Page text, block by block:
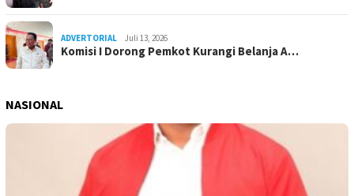
ADVERTORIAL Juli 13, 2026
Komisi I Dorong Pemkot Kurangi Belanja A…
NASIONAL